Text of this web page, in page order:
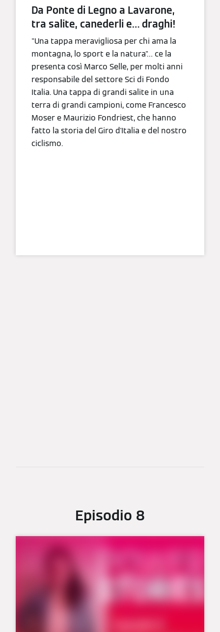
Da Ponte di Legno a Lavarone,
tra salite, canederli e… draghi!
"Una tappa meravigliosa per chi ama la
montagna, lo sport e la natura"… ce la
presenta così Marco Selle, per molti anni
responsabile del settore Sci di Fondo
Italia. Una tappa di grandi salite in una
terra di grandi campioni, come Francesco
Moser e Maurizio Fondriest, che hanno
fatto la storia del Giro d'Italia e del nostro
ciclismo.
Episodio 8